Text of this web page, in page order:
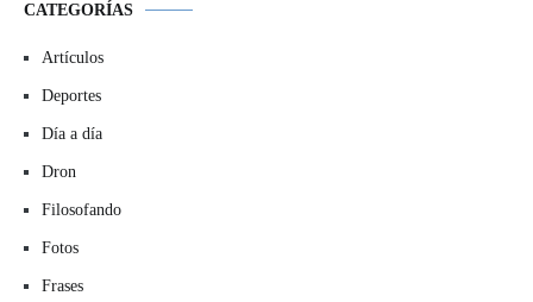
CATEGORÍAS
Artículos
Deportes
Día a día
Dron
Filosofando
Fotos
Frases